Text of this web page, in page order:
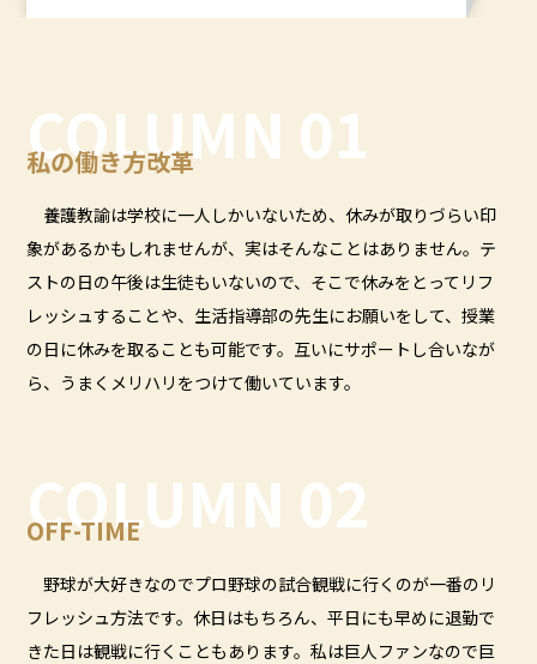
COLUMN 01
私の働き方改革
養護教諭は学校に一人しかいないため、休みが取りづらい印
象があるかもしれませんが、実はそんなことはありません。テ
ストの日の午後は生徒もいないので、そこで休みをとってリフ
レッシュすることや、生活指導部の先生にお願いをして、授業
の日に休みを取ることも可能です。互いにサポートし合いなが
ら、うまくメリハリをつけて働いています。
COLUMN 02
OFF-TIME
野球が大好きなのでプロ野球の試合観戦に行くのが一番のリ
フレッシュ方法です。休日はもちろん、平日にも早めに退勤で
きた日は観戦に行くこともあります。私は巨人ファンなので巨